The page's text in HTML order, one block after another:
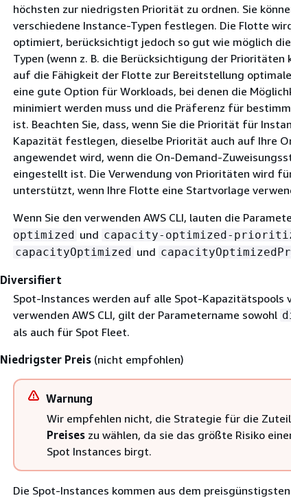
höchsten zur niedrigsten Priorität zu ordnen. Sie
verschiedene Instance-Typen festlegen. Die Flotte
optimiert, berücksichtigt jedoch so gut wie möglich
Typen (wenn z. B. die Berücksichtigung der Prioritäten
auf die Fähigkeit der Flotte zur Bereitstellung
eine gute Option für Workloads, bei denen die
minimiert werden muss und die Präferenz für
ist. Beachten Sie, dass, wenn Sie die Priorität für
Kapazität festlegen, dieselbe Priorität auch auf Ihre
angewendet wird, wenn die On-Demand-
eingestellt ist. Die Verwendung von Prioritäten wird
unterstützt, wenn Ihre Flotte eine Startvorlage
Wenn Sie den verwenden AWS CLI, lauten die
optimized und capacity-optimized-
capacityOptimized und
Diversifiert
Spot-Instances werden auf alle Spot-Kapazitätspools
verwenden AWS CLI, gilt der Parametername sowohl
als auch für Spot Fleet.
Niedrigster Preis (nicht empfohlen)
Warnung
Wir empfehlen nicht, die Strategie für die
Preiseszu wählen, da sie das größte Risiko
Spot Instances birgt.
Die Spot-Instances kommen aus dem